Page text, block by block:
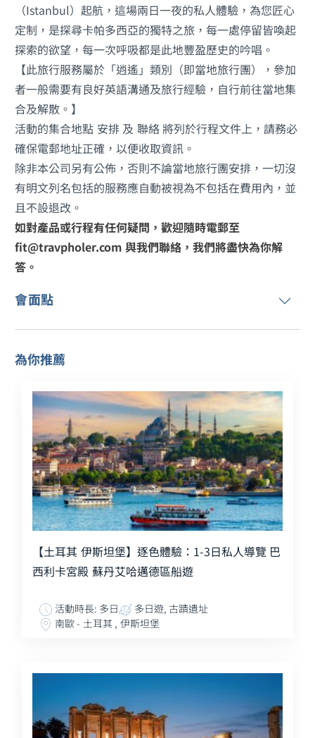
（Istanbul）起航，這場兩日一夜的私人體驗，為您匠心
定制，是探尋卡帕多西亞的獨特之旅，每一處停留皆喚起
探索的欲望，每一次呼吸都是此地豐盈歷史的吟唱。
【此旅行服務屬於「逍遙」類別（即當地旅行團），參加
者一般需要有良好英語溝通及旅行經驗，自行前往當地集
合及解散。】
活動的集合地點 安排 及 聯絡 將列於行程文件上，請務必
確保電郵地址正確，以便收取資訊。
除非本公司另有公佈，否則不論當地旅行團安排，一切沒
有明文列名包括的服務應自動被視為不包括在費用內，並
且不設退改。
如對產品或行程有任何疑問，歡迎隨時電郵至
fit@travpholer.com 與我們聯絡，我們將盡快為你解
答。
會面點
為你推薦
【土耳其 伊斯坦堡】逐色體驗：1-3日私人導覽 巴
西利卡宮殿 蘇丹艾哈邁德區船遊
活動時長: 多日
多日遊, 古蹟遺址
南歐 - 土耳其 , 伊斯坦堡